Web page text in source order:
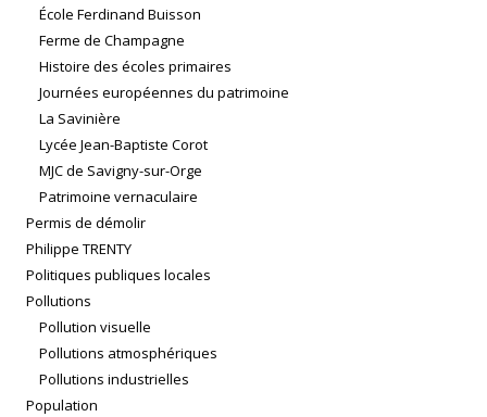
École Ferdinand Buisson
Ferme de Champagne
Histoire des écoles primaires
Journées européennes du patrimoine
La Savinière
Lycée Jean-Baptiste Corot
MJC de Savigny-sur-Orge
Patrimoine vernaculaire
Permis de démolir
Philippe TRENTY
Politiques publiques locales
Pollutions
Pollution visuelle
Pollutions atmosphériques
Pollutions industrielles
Population